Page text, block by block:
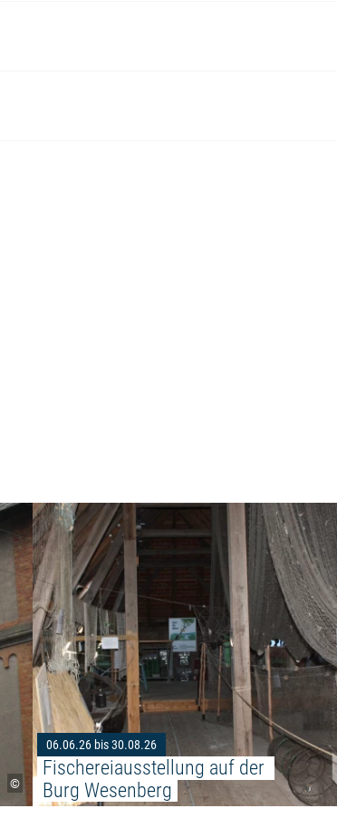
Kunsthaus Lübz"
©
Weiterlesen: "A-CAPELLA Fahrradensemble
06.06.26 bis 30.08.26
Fischereiausstellung auf der
Burg Wesenberg